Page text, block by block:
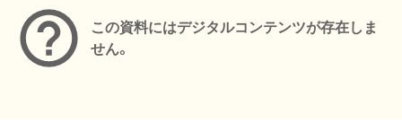
この資料にはデジタルコンテンツが存在しま
せん。